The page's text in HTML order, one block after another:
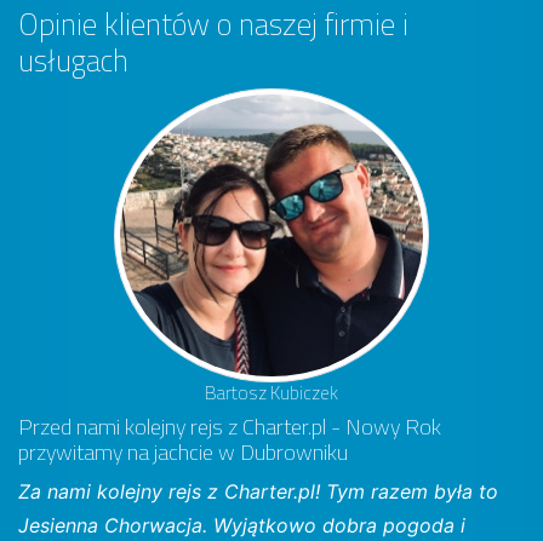
Opinie klientów o naszej firmie i
usługach
Bartosz Kubiczek
Przed nami kolejny rejs z Charter.pl - Nowy Rok
przywitamy na jachcie w Dubrowniku
Za nami kolejny rejs z Charter.pl! Tym razem była to
Jesienna Chorwacja. Wyjątkowo dobra pogoda i